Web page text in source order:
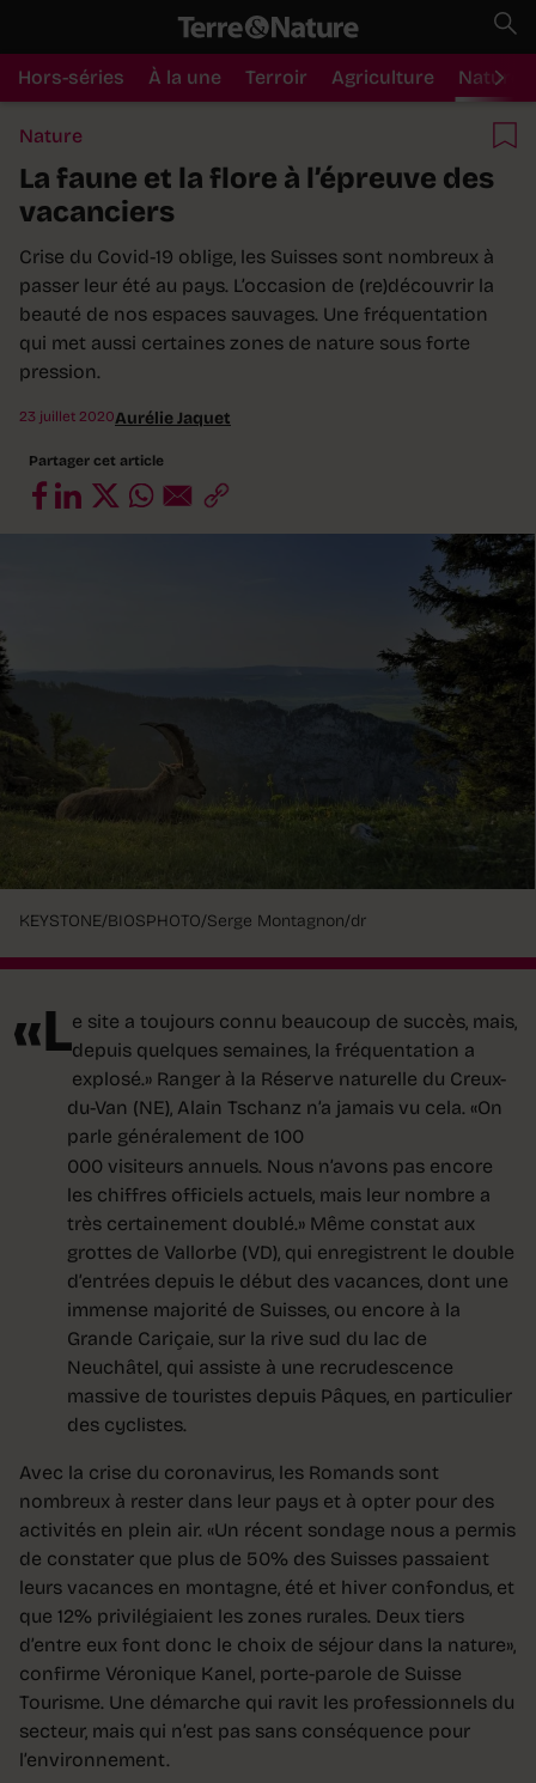
Hors-séries À la une Terroir Agriculture Nature
Nature
La faune et la flore à l’épreuve des
vacanciers
Crise du Covid-19 oblige, les Suisses sont nombreux à
passer leur été au pays. L’occasion de (re)découvrir la
beauté de nos espaces sauvages. Une fréquentation
qui met aussi certaines zones de nature sous forte
pression.
23 juillet 2020Aurélie Jaquet
Partager cet article
KEYSTONE/BIOSPHOTO/Serge Montagnon/dr
«Le site a toujours connu beaucoup de succès, mais,
depuis quelques semaines, la fréquentation a
explosé.» Ranger à la Réserve naturelle du Creux-
du-Van (NE), Alain Tschanz n’a jamais vu cela. «On
parle généralement de 100
000 visiteurs annuels. Nous n’avons pas encore
les chiffres officiels actuels, mais leur nombre a
très certainement doublé.» Même constat aux
grottes de Vallorbe (VD), qui enregistrent le double
d’entrées depuis le début des vacances, dont une
immense majorité de Suisses, ou encore à la
Grande Cariçaie, sur la rive sud du lac de
Neuchâtel, qui assiste à une recrudescence
massive de touristes depuis Pâques, en particulier
des cyclistes.
Avec la crise du coronavirus, les Romands sont
nombreux à rester dans leur pays et à opter pour des
activités en plein air. «Un récent sondage nous a permis
de constater que plus de 50% des Suisses passaient
leurs vacances en montagne, été et hiver confondus, et
que 12% privilégiaient les zones rurales. Deux tiers
d’entre eux font donc le choix de séjour dans la nature»,
confirme Véronique Kanel, porte-parole de Suisse
Tourisme. Une démarche qui ravit les professionnels du
secteur, mais qui n’est pas sans conséquence pour
l’environnement.